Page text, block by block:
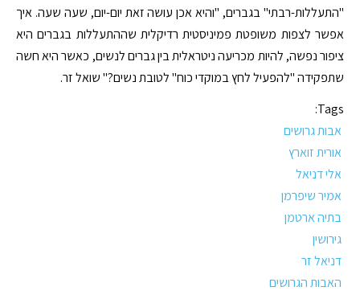
"התעללות-רבתי" בגברים, "והיא אכן עושה זאת יום-יום, שעה שעה. איך
אפשר לצפות משופטת פמיניסטית רדיקלית שההתעללות בגברים היא
ציפור נפשה, להיות מכריעה ניטראלית בין גברים לנשים, כאשר היא חשה
שתפקידה "להפעיל לחץ במוקדי כוח" לטובת נשים?" שואל זר.
Tags:
אבות גרושים
אורית זוארץ
אלי דניאל
אמיר שיפרמן
בתיה ארטמן
גירושין
דניאל זר
האבות הגרושים